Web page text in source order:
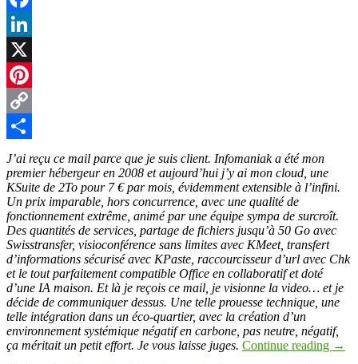
Facebook
LinkedIn
X
Pinterest
Copy
Link
Partager
J’ai reçu ce mail parce que je suis client. Infomaniak a été mon
premier hébergeur en 2008 et aujourd’hui j’y ai mon cloud, une
KSuite de 2To pour 7 € par mois, évidemment extensible à l’infini.
Un prix imparable, hors concurrence, avec une qualité de
fonctionnement extrême, animé par une équipe sympa de surcroît.
Des quantités de services, partage de fichiers jusqu’à 50 Go avec
Swisstransfer, visioconférence sans limites avec KMeet, transfert
d’informations sécurisé avec KPaste, raccourcisseur d’url avec Chk
et le tout parfaitement compatible Office en collaboratif et doté
d’une IA maison. Et là je reçois ce mail, je visionne la video… et je
décide de communiquer dessus. Une telle prouesse technique, une
telle intégration dans un éco-quartier, avec la création d’un
environnement systémique négatif en carbone, pas neutre, négatif,
ça méritait un petit effort. Je vous laisse juges. Continue reading →